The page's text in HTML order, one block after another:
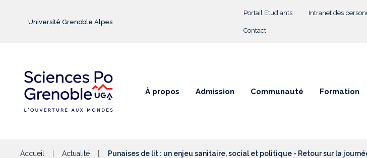
Université Grenoble Alpes Menu Top
Portail Etudiants Intranet des
Contact
À propos Admission Communauté Formation
Accueil Actualité Punaises de lit : un enjeu sanitaire, social et politique - Retour sur la